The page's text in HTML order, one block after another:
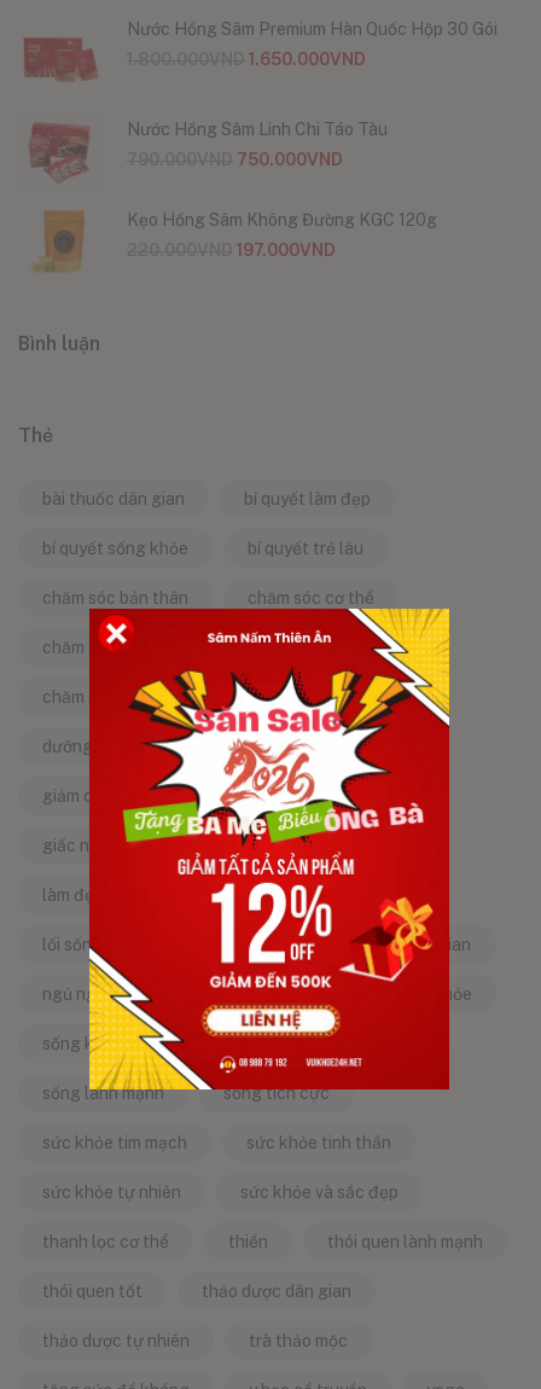
Nước Hồng Sâm Premium Hàn Quốc Hộp 30 Gói
1.650.000VND
Nước Hồng Sâm Linh Chi Táo Tàu
750.000VND
Kẹo Hồng Sâm Không Đường KGC 120g
197.000VND
Bình luận
Thẻ
bài thuốc dân gian bí quyết làm đẹp
bí quyết sống khỏe bí quyết trẻ lâu
chăm sóc bản thân chăm sóc cơ thể
chăm sóc da chăm sóc sức khỏe
chăm sóc sức khỏe tự nhiên chống lão hóa
dưỡng da tự nhiên dưỡng sinh
giảm căng thẳng giảm stress
giấc ngủ ngon kinh nghiệm dân gian
làm đẹp từ bên trong làm đẹp tự nhiên
lối sống lành mạnh mật ong mẹo dân gian
ngủ ngon năng lượng tích cực sống khỏe
sống khỏe mỗi ngày sống khỏe đẹp
sống lành mạnh sống tích cực
sức khỏe tim mạch sức khỏe tinh thần
sức khỏe tự nhiên sức khỏe và sắc đẹp
thanh lọc cơ thể thiền thói quen lành mạnh
thói quen tốt thảo dược dân gian
thảo dược tự nhiên trà thảo mộc